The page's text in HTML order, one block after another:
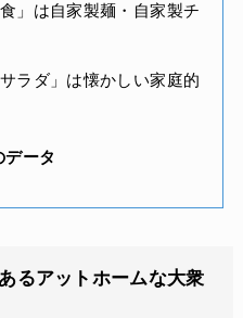
」は自家製麺・自家製チ
ラダ」は懐かしい家庭的
データ
るアットホームな大衆